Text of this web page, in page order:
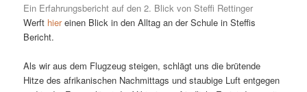
Ein Erfahrungsbericht auf den 2. Blick von Steffi Rettinger
Werft hiereinen Blick in den Alltag an der Schule in Steffis
Bericht.
Als wir aus dem Flugzeug steigen, schlägt uns die brütende
Hitze des afrikanischen Nachmittags und staubige Luft entgegen